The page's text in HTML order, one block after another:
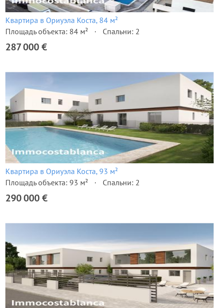
Квартира в Ориуэла Коста, 84 м²
Площадь объекта: 84 м²
Спальни: 2
287 000 €
Квартира в Ориуэла Коста, 93 м²
Площадь объекта: 93 м²
Спальни: 2
290 000 €